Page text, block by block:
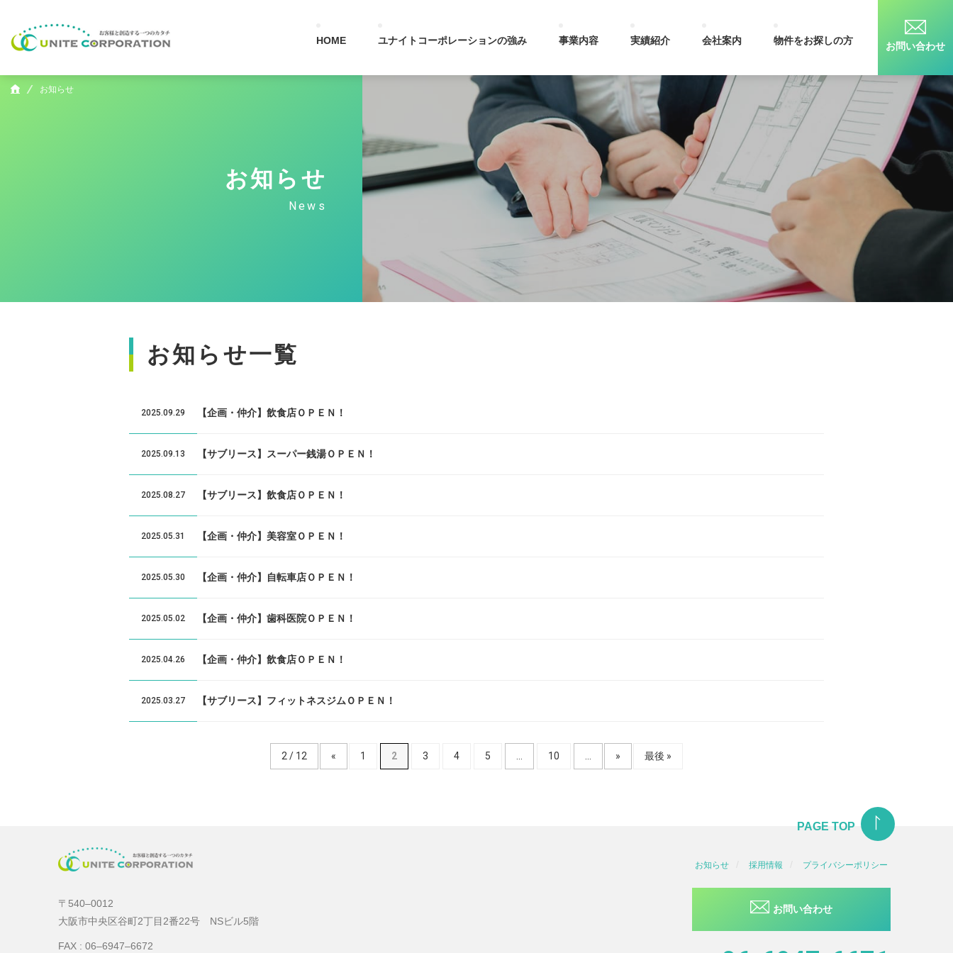
HOME ユナイトコーポレーションの強み 事業内容 実績紹介 会社案内 物件をお探しの方
お問い合わせ
お知らせ
News
お知らせ
お知らせ一覧
2025.09.29 【企画・仲介】飲食店ＯＰＥＮ！
2025.09.13 【サブリース】スーパー銭湯ＯＰＥＮ！
2025.08.27 【サブリース】飲食店ＯＰＥＮ！
2025.05.31 【企画・仲介】美容室ＯＰＥＮ！
2025.05.30 【企画・仲介】自転車店ＯＰＥＮ！
2025.05.02 【企画・仲介】歯科医院ＯＰＥＮ！
2025.04.26 【企画・仲介】飲食店ＯＰＥＮ！
2025.03.27 【サブリース】フィットネスジムＯＰＥＮ！
2 / 12 « 1 2 3 4 5 10 » 最後 »
〒540‒0012
大阪市中央区谷町2丁目2番22号 NSビル5階
FAX : 06‒6947‒6672
お知らせ 採用情報 プライバシーポリシー
お問い合わせ
PAGE TOP